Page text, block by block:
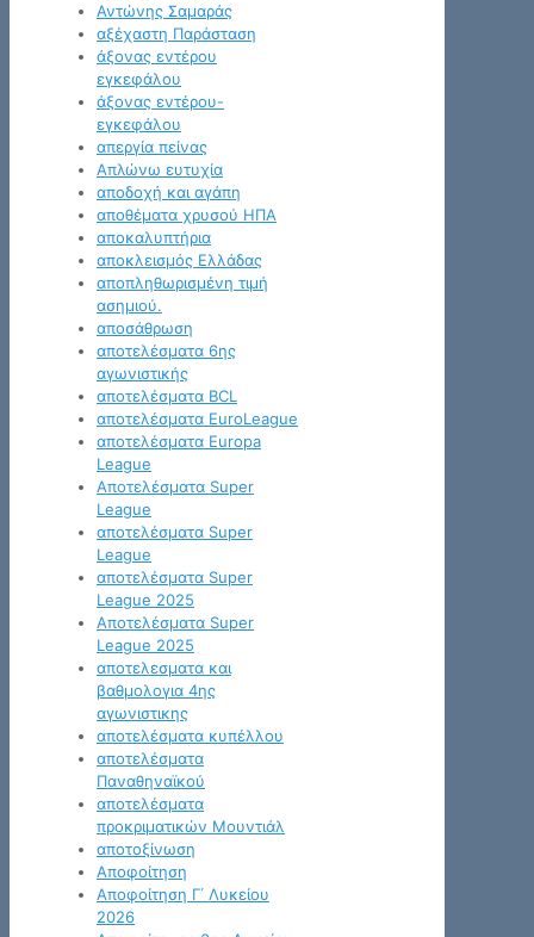
Αντώνης Σαμαράς
αξέχαστη Παράσταση
άξονας εντέρου
εγκεφάλου
άξονας εντέρου-
εγκεφάλου
απεργία πείνας
Απλώνω ευτυχία
αποδοχή και αγάπη
αποθέματα χρυσού ΗΠΑ
αποκαλυπτήρια
αποκλεισμός Ελλάδας
αποπληθωρισμένη τιμή
ασημιού.
αποσάθρωση
αποτελέσματα 6ης
αγωνιστικής
αποτελέσματα BCL
αποτελέσματα EuroLeague
αποτελέσματα Europa
League
Αποτελέσματα Super
League
αποτελέσματα Super
League
αποτελέσματα Super
League 2025
Αποτελέσματα Super
League 2025
αποτελεσματα και
βαθμολογια 4ης
αγωνιστικης
αποτελέσματα κυπέλλου
αποτελέσματα
Παναθηναϊκού
αποτελέσματα
προκριματικών Μουντιάλ
αποτοξίνωση
Αποφοίτηση
Αποφοίτηση Γ΄ Λυκείου
2026